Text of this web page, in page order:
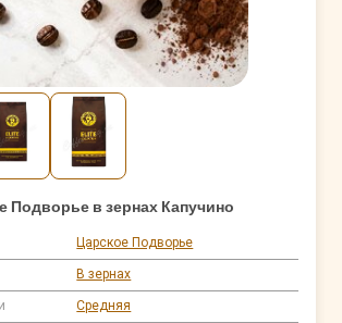
Подворье в зернах Капучино
Царское Подворье
В зернах
Средняя